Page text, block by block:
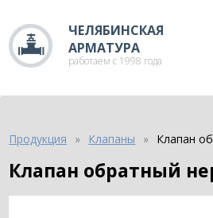
ЧЕЛЯБИНСКАЯ
АРМАТУРА
работаем с 1998 года
Продукция Клапаны Клапан
Клапан обратный